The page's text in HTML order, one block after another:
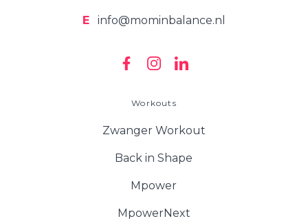
E info@mominbalance.nl
Workouts
Zwanger Workout
Back in Shape
Mpower
MpowerNext